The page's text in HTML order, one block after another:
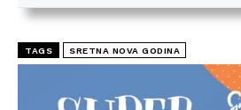
TAGS SRETNA NOVA GODINA